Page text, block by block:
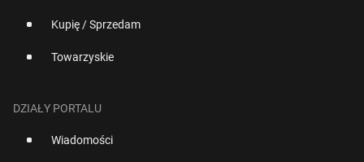
Kupię / Sprzedam
Towarzyskie
DZIAŁY PORTALU
Wiadomości